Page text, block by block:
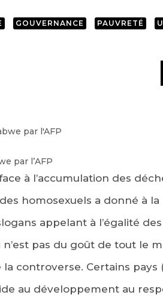
GOUVERNANCE PAUVRETÉ
par l’AFP
à l’accumulation des
homosexuels a donné à
appelant à l’égalité
pas du goût de tout le
controverse. Certains pays
au développement au